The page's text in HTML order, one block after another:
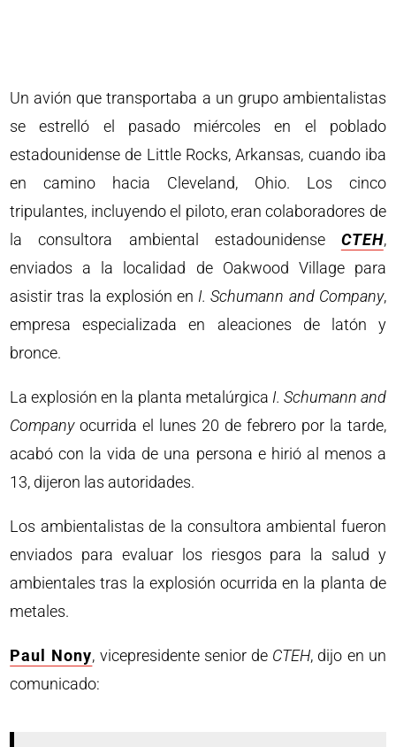
Un avión que transportaba a un grupo ambientalistas
se estrelló el pasado miércoles en el poblado
estadounidense de Little Rocks, Arkansas, cuando iba
en camino hacia Cleveland, Ohio. Los cinco
tripulantes, incluyendo el piloto, eran colaboradores de
la consultora ambiental estadounidense CTEH,
enviados a la localidad de Oakwood Village para
asistir tras la explosión en I. Schumann and Company,
empresa especializada en aleaciones de latón y
bronce.
La explosión en la planta metalúrgica I. Schumann and
Companyocurrida el lunes 20 de febrero por la tarde,
acabó con la vida de una persona e hirió al menos a
13, dijeron las autoridades.
Los ambientalistas de la consultora ambiental fueron
enviados para evaluar los riesgos para la salud y
ambientales tras la explosión ocurrida en la planta de
metales.
Paul Nony, vicepresidente senior de CTEH, dijo en un
comunicado: